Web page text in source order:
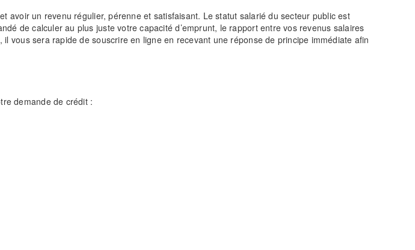
avoir un revenu régulier, pérenne et satisfaisant. Le statut salarié du secteur public est
de calculer au plus juste votre capacité d’emprunt, le rapport entre vos revenus salaires
vous sera rapide de souscrire en ligne en recevant une réponse de principe immédiate afin
demande de crédit :